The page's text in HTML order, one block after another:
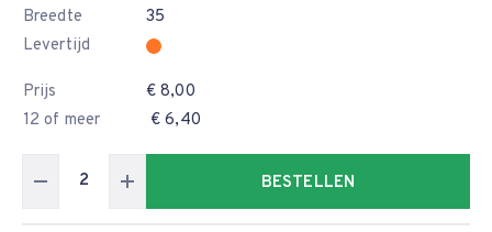
Breedte
35
Levertijd
Prijs
€ 8,00
12 of meer
€ 6,40
BESTELLEN